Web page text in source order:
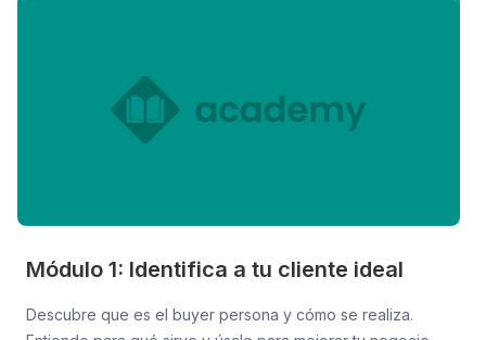
Módulo 1: Identifica a tu cliente ideal
Descubre que es el buyer persona y cómo se realiza.